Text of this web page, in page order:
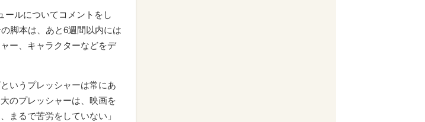
ールについてコメントをし
脚本は、あと6週間以内には
ー、キャラクターなどをデ
いうプレッシャーは常にあ
のプレッシャーは、映画を
まるで苦労をしていない」